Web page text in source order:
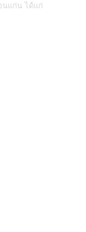
นแก่น ได้แก่